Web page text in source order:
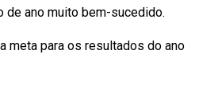
de ano muito bem-sucedido.
meta para os resultados do ano